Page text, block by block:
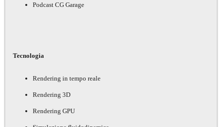
Podcast CG Garage
Tecnologia
Rendering in tempo reale
Rendering 3D
Rendering GPU